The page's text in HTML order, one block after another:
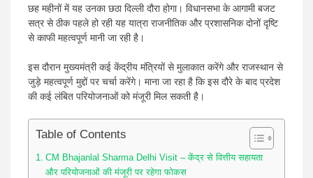
छह महीनों में यह उनका छठा दिल्ली दौरा होगा। विधानसभा के आगामी बजट
सत्र से ठीक पहले हो रही यह यात्रा राजनीतिक और प्रशासनिक दोनों दृष्टि
से काफी महत्वपूर्ण मानी जा रही है।
इस दौरान मुख्यमंत्री कई केंद्रीय मंत्रियों से मुलाकात करेंगे और राजस्थान से
जुड़े महत्वपूर्ण मुद्दों पर चर्चा करेंगे। माना जा रहा है कि इस दौरे के बाद प्रदेश
की कई लंबित परियोजनाओं को मंजूरी मिल सकती है।
Table of Contents
CM Bhajanlal Sharma Delhi Visit – केंद्र से वित्तीय सहायता
और परियोजनाओं की मंजूरी पर रहेगा फोकस